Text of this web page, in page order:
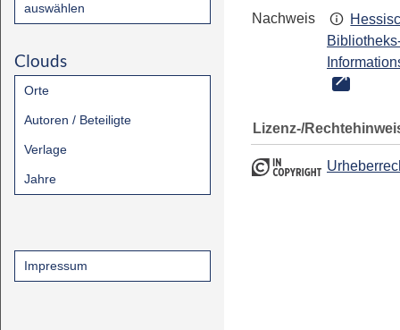
auswählen
Clouds
Orte
Autoren / Beteiligte
Verlage
Jahre
Impressum
Nachweis
Lizenz-/